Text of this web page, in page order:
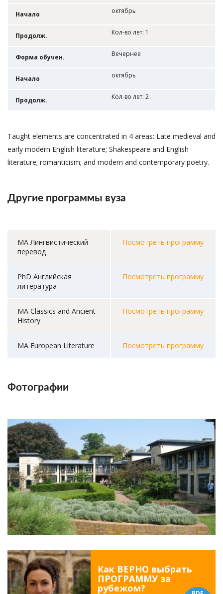
Начало октябрь
Продолж. Кол-во лет: 1
Форма обучен. Вечернее
Начало октябрь
Продолж. Кол-во лет: 2
Taught elements are concentrated in 4 areas: Late medieval and
early modern English literature; Shakespeare and English
literature; romanticism; and modern and contemporary poetry.
Другие программы вуза
MA Лингвистический
перевод
Посмотреть программу
PhD Английская
литература
Посмотреть программу
MA Classics and Ancient
History
Посмотреть программу
MA European Literature Посмотреть программу
Фотографии
Как ВЕРНО выбрать
ПРОГРАММУ за
рубежом?